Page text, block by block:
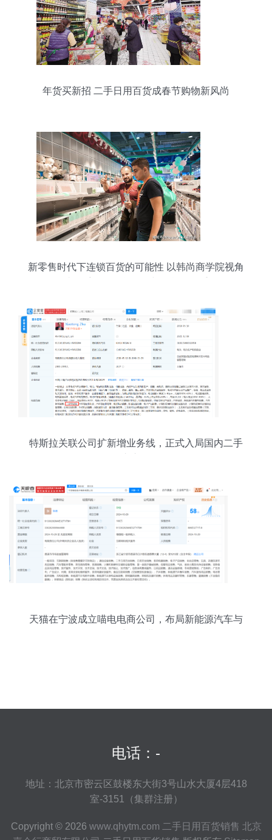
年货买新招 二手日用百货成春节购物新风尚
新零售时代下连锁百货的可能性 以韩尚商学院视角
特斯拉关联公司扩新增业务线，正式入局国内二手
天猫在宁波成立喵电电商公司，布局新能源汽车与
电话：-
地址：北京市密云区鼓楼东大街3号山水大厦4层418
室-3151（集群注册）
Copyright © 2026 www.qhytm.com 二手日用百货销售 北京